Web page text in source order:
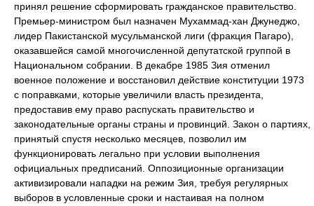
принял решение сформировать гражданское правительство.
Премьер-министром был назначен Мухаммад-хан Джунеджо,
лидер Пакистанской мусульманской лиги (фракция Пагаро),
оказавшейся самой многочисленной депутатской группой в
Национальном собрании. В декабре 1985 Зия отменил
военное положение и восстановил действие конституции 1973
с поправками, которые увеличили власть президента,
предоставив ему право распускать правительство и
законодательные органы страны и провинций. Закон о партиях,
принятый спустя несколько месяцев, позволил им
функционировать легально при условии выполнения
официальных предписаний. Оппозиционные организации
активизировали нападки на режим Зия, требуя регулярных
выборов в условленные сроки и настаивая на полном